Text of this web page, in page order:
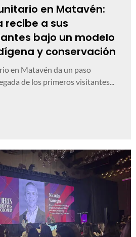
en Matavén:
recibe a sus
bajo un modelo
y conservación
en Matavén da un paso
de los primeros visitantes...